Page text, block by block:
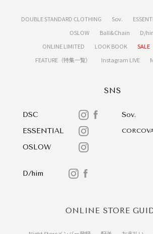
DOUBLE STANDARD CLOTHING Sov.
OSLOW
Ball&Chain
D/
ONLINE LIMITED
LOOK BOOK SALE
FEATURE（特集一覧）
Instagram LIVE
SNS
DSC
Sov.
ESSENTIAL
OSLOW
D/him
ONLINE STORE